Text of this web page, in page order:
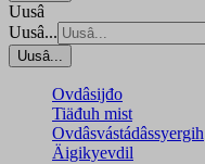
Uusâ
Uusâ...
Uusâ...
Ovdâsijđo
Tiäđuh mist
Ovdâsvástádâssyergih
Äigikyevdil